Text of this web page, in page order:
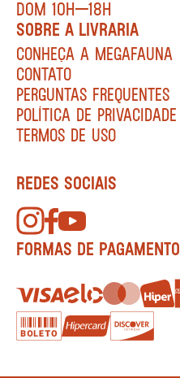
DOM 10H—18H
SOBRE A LIVRARIA
CONHEÇA A MEGAFAUNA
CONTATO
PERGUNTAS FREQUENTES
POLÍTICA DE PRIVACIDADE
TERMOS DE USO
REDES SOCIAIS
FORMAS DE PAGAMENTO